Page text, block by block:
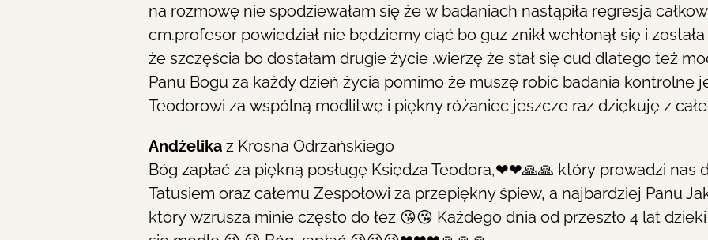
na rozmowę nie spodziewałam się że w badaniach nastąpiła regresja
cm.profesor powiedział nie będziemy ciąć bo guz znikł wchłonął się i
że szczęścia bo dostałam drugie życie .wierzę że stał się cud dlatego też
Panu Bogu za każdy dzień życia pomimo że muszę robić badania kontrolne
Teodorowi za wspólną modlitwę i piękny różaniec jeszcze raz dziękuję z
Andżelika z Krosna Odrzańskiego
Bóg zapłać za piękną posługę Księdza Teodora,❤❤🙏🙏 który prowadzi nas
Tatusiem oraz całemu Zespołowi za przepiękny śpiew, a najbardziej Panu
który wzrusza minie często do łez 😘😘 Każdego dnia od przeszło 4 lat